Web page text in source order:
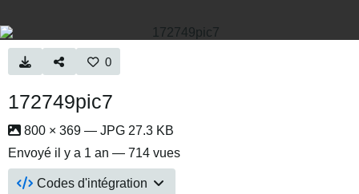
0
172749pic7
800 × 369 — JPG 27.3 KB
Envoyé il y a 1 an — 714 vues
Codes d'intégration